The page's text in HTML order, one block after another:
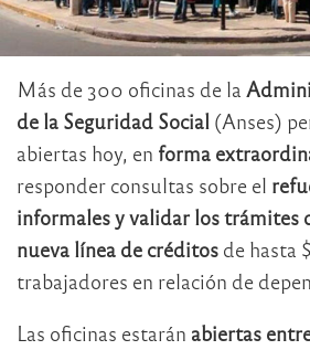
Más de 300 oficinas de la
de la Seguridad Social (Anses)
abiertas hoy, en forma
responder consultas sobre el
informales y validar los trámites
nueva línea de créditos de hasta
trabajadores en relación de
Las oficinas estarán abiertas